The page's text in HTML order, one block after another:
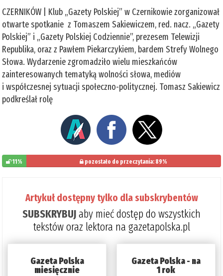
CZERNIKÓW | Klub „Gazety Polskiej” w Czernikowie zorganizował
otwarte spotkanie z Tomaszem Sakiewiczem, red. nacz. „Gazety
Polskiej” i „Gazety Polskiej Codziennie”, prezesem Telewizji
Republika, oraz z Pawłem Piekarczykiem, bardem Strefy Wolnego
Słowa. Wydarzenie zgromadziło wielu mieszkańców
zainteresowanych tematyką wolności słowa, mediów
i współczesnej sytuacji społeczno-politycznej. Tomasz Sakiewicz
podkreślał rolę
11% pozostało do przeczytania: 89%
Artykuł dostępny tylko dla subskrybentów
SUBSKRYBUJaby mieć dostęp do wszystkich
tekstów oraz lektora na gazetapolska.pl
Gazeta Polska
miesięcznie
Gazeta Polska - na
1 rok